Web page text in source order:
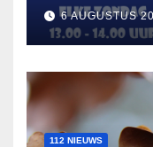
6 AUGUSTUS
112 NIEUWS